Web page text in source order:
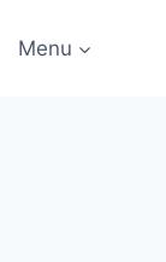
Menu